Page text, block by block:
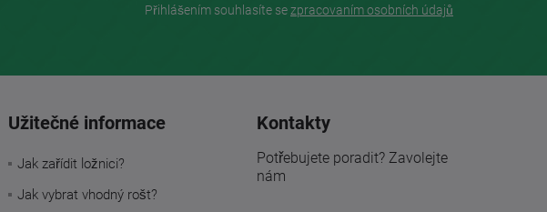
Přihlášením souhlasíte sezpracovaním osobních údajů
Užitečné informace
Jak zařídit ložnici?
Jak vybrat vhodný rošt?
Kontakty
Potřebujete poradit? Zavolejte
nám